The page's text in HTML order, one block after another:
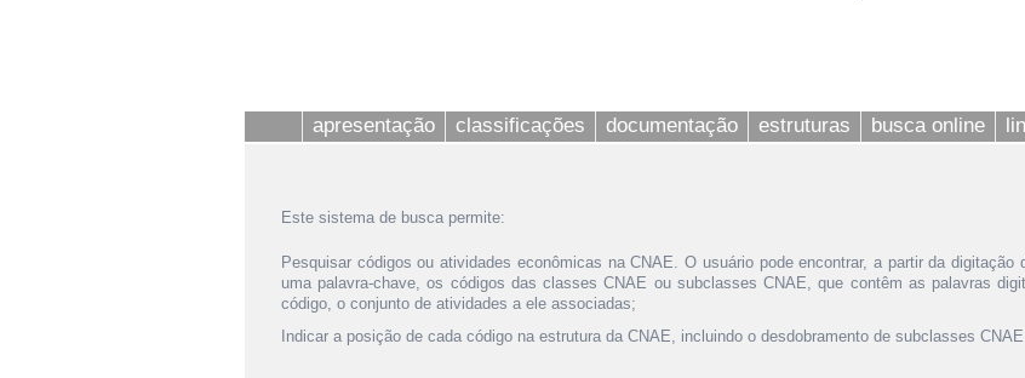
apresentação classificações documentação estruturas busca online
Este sistema de busca permite:
Pesquisar códigos ou atividades econômicas na CNAE. O usuário pode encontrar, a partir da
uma palavra-chave, os códigos das classes CNAE ou subclasses CNAE, que contêm as palavras
código, o conjunto de atividades a ele associadas;
Indicar a posição de cada código na estrutura da CNAE, incluindo o desdobramento de subclasses